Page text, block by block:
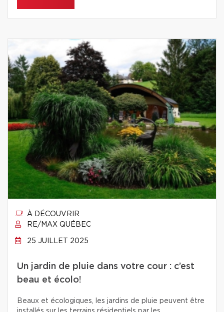
À DÉCOUVRIR
RE/MAX QUÉBEC
25 JUILLET 2025
Un jardin de pluie dans votre cour : c’est
beau et écolo!
Beaux et écologiques, les jardins de pluie peuvent être